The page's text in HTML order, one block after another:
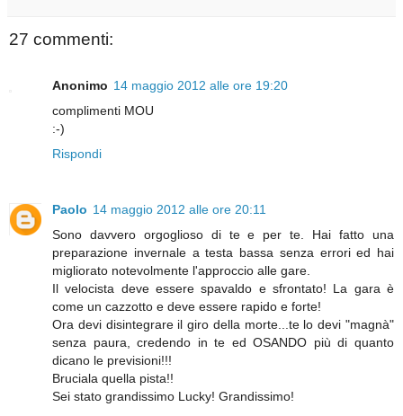
27 commenti:
Anonimo 14 maggio 2012 alle ore 19:20
complimenti MOU
:-)
Rispondi
Paolo 14 maggio 2012 alle ore 20:11
Sono davvero orgoglioso di te e per te. Hai fatto una
preparazione invernale a testa bassa senza errori ed hai
migliorato notevolmente l'approccio alle gare.
Il velocista deve essere spavaldo e sfrontato! La gara è
come un cazzotto e deve essere rapido e forte!
Ora devi disintegrare il giro della morte...te lo devi "magnà"
senza paura, credendo in te ed OSANDO più di quanto
dicano le previsioni!!!
Bruciala quella pista!!
Sei stato grandissimo Lucky! Grandissimo!